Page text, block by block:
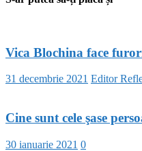
Vica Blochina face
31 decembrie 2021 Editor
Cine sunt cele şase
30 ianuarie 2021 0